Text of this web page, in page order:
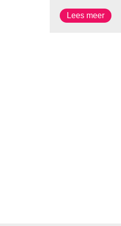
Lees meer